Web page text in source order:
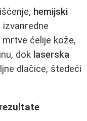
hemijski
izvanredne
mrtve ćelije kože,
dok laserska
dlačice, štedeći